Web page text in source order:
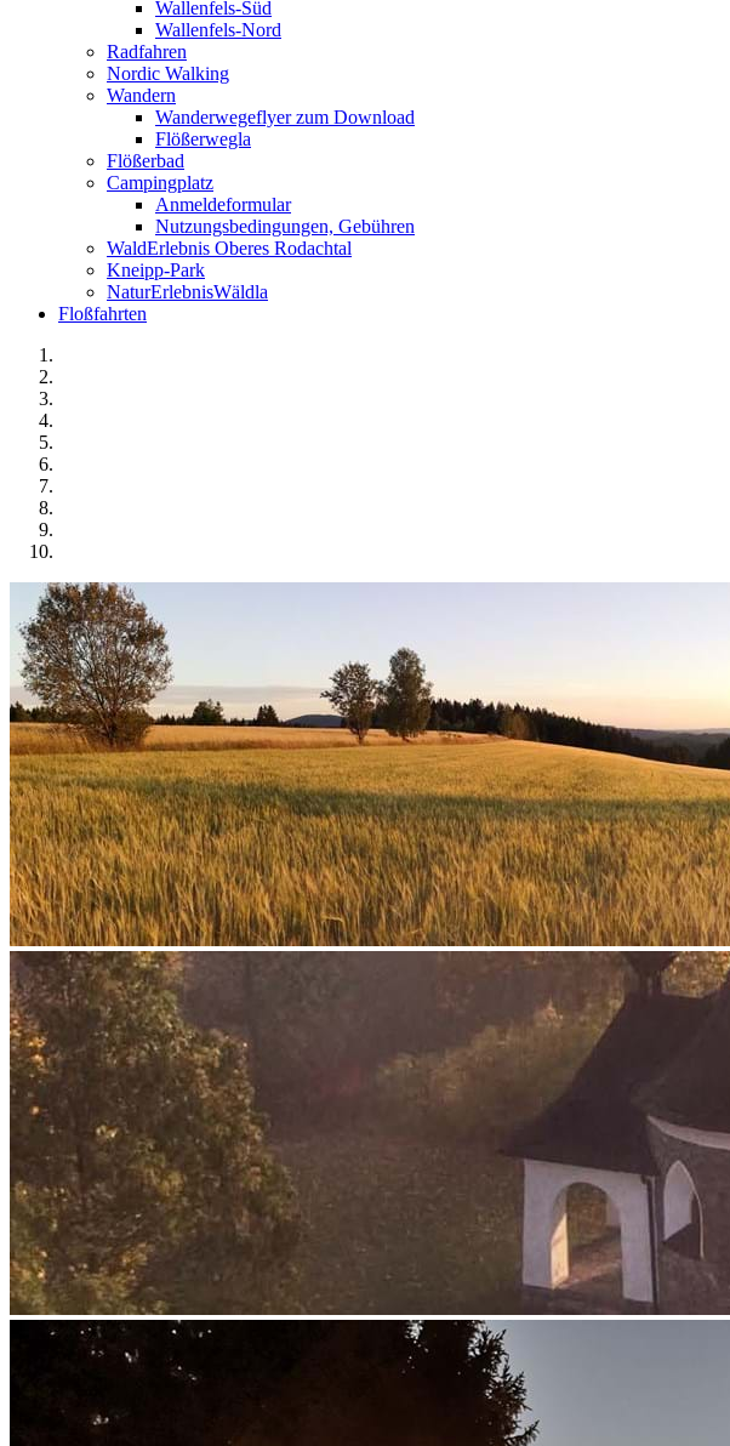
Wallenfels-Süd
Wallenfels-Nord
Radfahren
Nordic Walking
Wandern
Wanderwegeflyer zum Download
Flößerwegla
Flößerbad
Campingplatz
Anmeldeformular
Nutzungsbedingungen, Gebühren
WaldErlebnis Oberes Rodachtal
Kneipp-Park
NaturErlebnisWäldla
Floßfahrten